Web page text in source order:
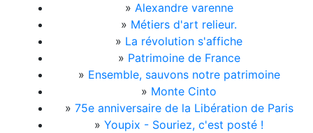
» Alexandre varenne
» Métiers d'art relieur.
» La révolution s'affiche
» Patrimoine de France
» Ensemble, sauvons notre patrimoine
» Monte Cinto
» 75e anniversaire de la Libération de Paris
» Youpix - Souriez, c'est posté !